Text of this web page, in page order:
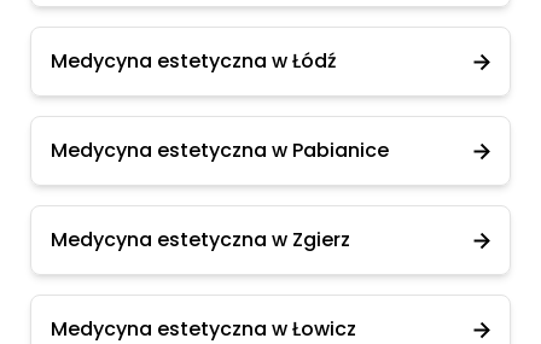
Medycyna estetyczna w Łódź
Medycyna estetyczna w Pabianice
Medycyna estetyczna w Zgierz
Medycyna estetyczna w Łowicz